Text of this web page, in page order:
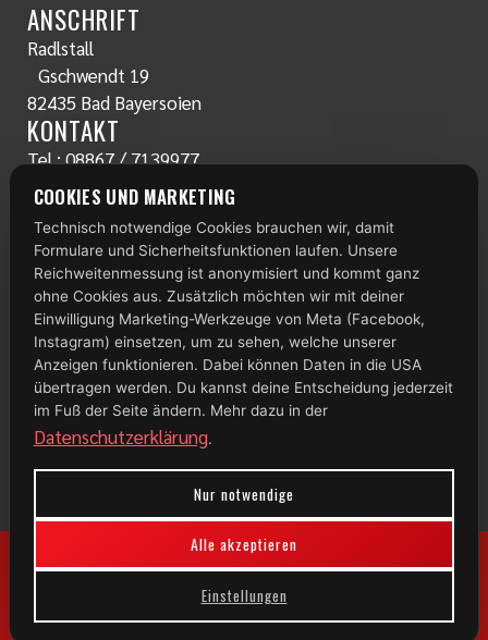
ANSCHRIFT
Radlstall
Gschwendt 19
82435 Bad Bayersoien
KONTAKT
Tel.:08867 / 7139977
www.radlstall.com
ÖFFNUNGSZEITEN
Montag: geschlossen
Di – Fr: 10:00 – 18:00 Uhr
Samstag: 09:00 – 13:00 Uhr
TOP 100
© 2026 Radlstall | Bad Bayersoien
Impressum|Datenschutz
COOKIES UND MARKETING
Technisch notwendige Cookies brauchen wir, damit
Formulare und Sicherheitsfunktionen laufen. Unsere
Reichweitenmessung ist anonymisiert und kommt ganz
ohne Cookies aus. Zusätzlich möchten wir mit deiner
Einwilligung Marketing-Werkzeuge von Meta (Facebook,
Instagram) einsetzen, um zu sehen, welche unserer
Anzeigen funktionieren. Dabei können Daten in die USA
übertragen werden. Du kannst deine Entscheidung jederzeit
im Fuß der Seite ändern. Mehr dazu in der
Datenschutzerklärung.
Nur notwendige
Alle akzeptieren
Einstellungen